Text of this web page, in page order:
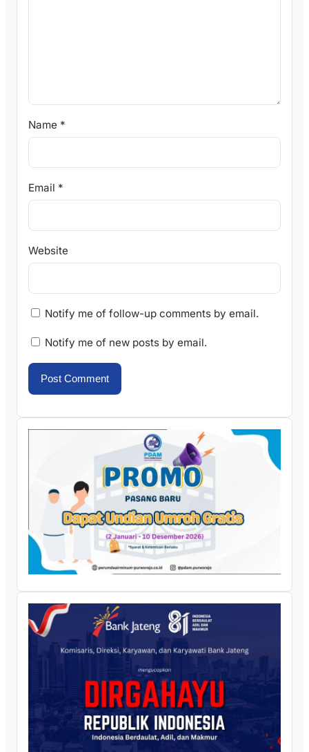
Name *
Email *
Website
Notify me of follow-up comments by email.
Notify me of new posts by email.